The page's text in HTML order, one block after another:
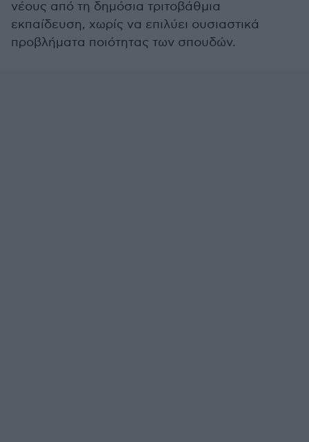
νέους από τη δημόσια τριτοβάθμια
εκπαίδευση, χωρίς να επιλύει ουσιαστικά
προβλήματα ποιότητας των σπουδών.